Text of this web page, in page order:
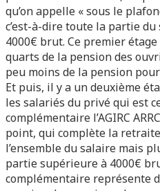
qu’on appelle « sous le
c’est-à-dire toute la partie
4000€ brut. Ce premier
quarts de la pension des
peu moins de la pension
Et puis, il y a un deuxième
les salariés du privé qui est
complémentaire l’AGIRC
point, qui complète la
l’ensemble du salaire mais
partie supérieure à 4000€
complémentaire représente